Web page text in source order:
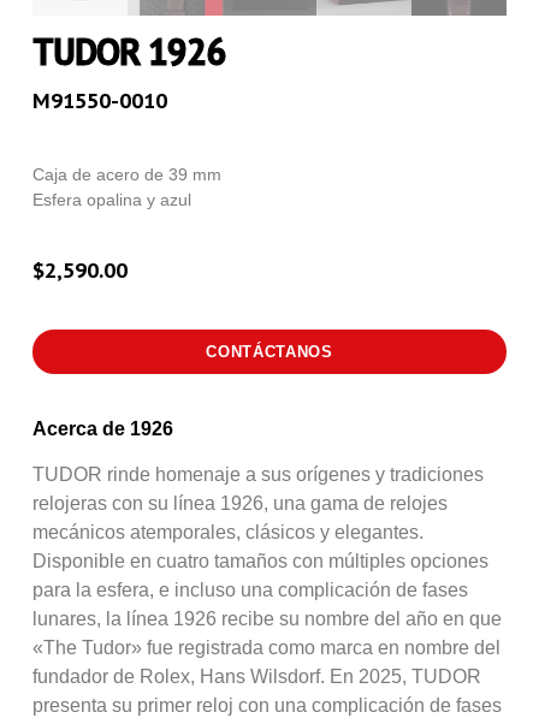
TUDOR 1926
M91550-0010
Caja de acero de 39 mm
Esfera opalina y azul
$2,590.00
CONTÁCTANOS
Acerca de 1926
TUDOR rinde homenaje a sus orígenes y tradiciones
relojeras con su línea 1926, una gama de relojes
mecánicos atemporales, clásicos y elegantes.
Disponible en cuatro tamaños con múltiples opciones
para la esfera, e incluso una complicación de fases
lunares, la línea 1926 recibe su nombre del año en que
«The Tudor» fue registrada como marca en nombre del
fundador de Rolex, Hans Wilsdorf. En 2025, TUDOR
presenta su primer reloj con una complicación de fases